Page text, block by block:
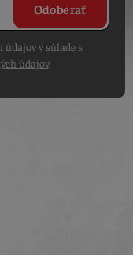
Odoberať
údajov v súlade s
údajov.